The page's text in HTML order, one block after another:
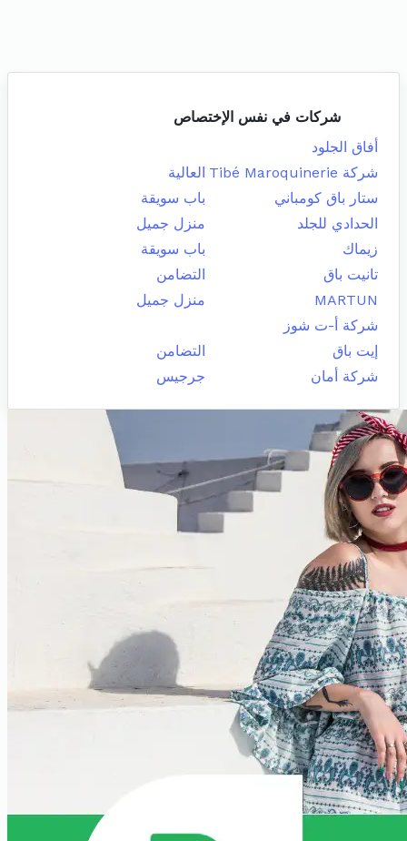
شركات في نفس الإختصاص
أفاق الجلود
شركة Tibé Maroquinerie
العالية
ستار باق كومباني
باب سويقة
الحدادي للجلد
منزل جميل
زيماك
باب سويقة
تانيت باق
التضامن
MARTUN
منزل جميل
شركة أ-ت شوز
إيت باق
التضامن
شركة أمان
جرجيس